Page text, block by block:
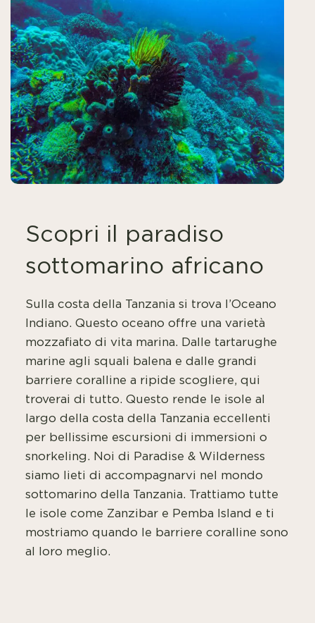
Scopri il paradiso
sottomarino africano
Sulla costa della Tanzania si trova l’Oceano
Indiano. Questo oceano offre una varietà
mozzafiato di vita marina. Dalle tartarughe
marine agli squali balena e dalle grandi
barriere coralline a ripide scogliere, qui
troverai di tutto. Questo rende le isole al
largo della costa della Tanzania eccellenti
per bellissime escursioni di immersioni o
snorkeling. Noi di Paradise & Wilderness
siamo lieti di accompagnarvi nel mondo
sottomarino della Tanzania. Trattiamo tutte
le isole come Zanzibar e Pemba Island e ti
mostriamo quando le barriere coralline sono
al loro meglio.